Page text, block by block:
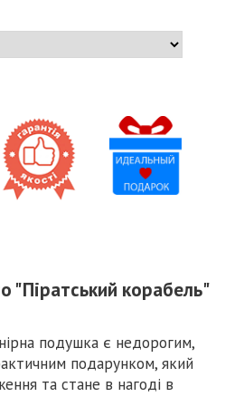
"Піратський корабель"
подушка є недорогим,
подарунком, який
та стане в нагоді в